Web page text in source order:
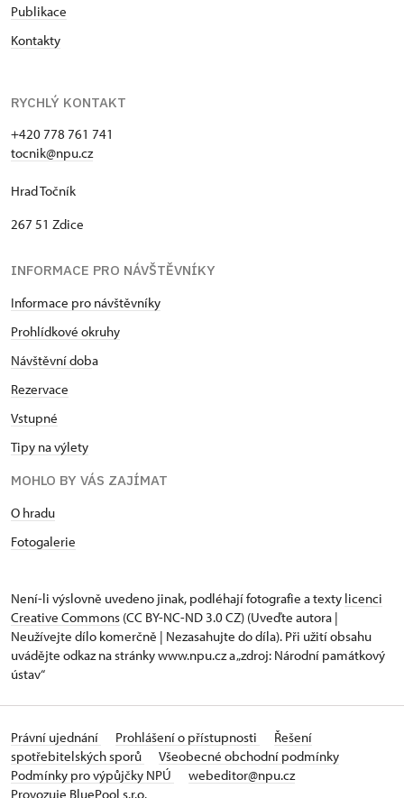
Publikace
Kontakty
RYCHLÝ KONTAKT
+420 778 761 741
tocnik@npu.cz
Hrad Točník
267 51 Zdice
INFORMACE PRO NÁVŠTĚVNÍKY
Informace pro návštěvníky
Prohlídkové okruhy
Návštěvní doba
Rezervace
Vstupné
Tipy na výlety
MOHLO BY VÁS ZAJÍMAT
O hradu
Fotogalerie
Není-li výslovně uvedeno jinak, podléhají fotografie a texty licenci
Creative Commons (CC BY-NC-ND 3.0 CZ) (Uveďte autora |
Neužívejte dílo komerčně | Nezasahujte do díla). Při užití obsahu
uvádějte odkaz na stránky www.npu.cz a „zdroj: Národní památkový
ústav“
Právní ujednání Prohlášení o přístupnosti
Řešení
spotřebitelských sporů
Všeobecné obchodní podmínky
Podmínky pro výpůjčky NPÚ
webeditor@npu.cz
Provozuje BluePool s.r.o.